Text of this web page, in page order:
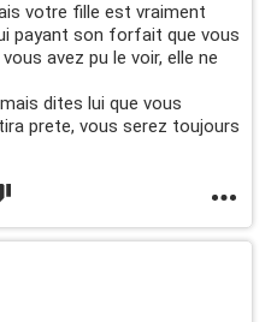
votre fille est vraiment
payant son forfait que vous
avez pu le voir, elle ne
dites lui que vous
prete, vous serez toujours